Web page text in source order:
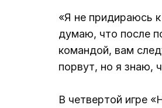
«Я не придираюсь
думаю, что после
командой, вам
порвут, но я знаю,
В четвертой игре